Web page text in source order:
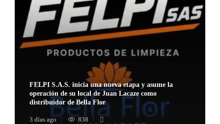
FELPI S.A.S. inicia una nueva etapa y asume la
operación de su local de Juan Lacaze como
distribuidor de Bella Flor
3 días ago 838